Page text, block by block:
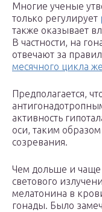
Многие ученые
только регулирует
также оказывает
В частности, на
отвечают за
месячного цикла
Предполагается,
активность
оси, таким
созревания.
Чем дольше и чаще
светового
мелатонина в
гонады. Было